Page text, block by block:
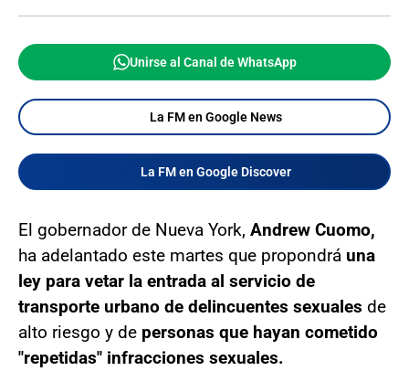
Unirse al Canal de WhatsApp
La FM en Google News
La FM en Google Discover
El gobernador de Nueva York, Andrew Cuomo,
ha adelantado este martes que propondrá una
ley para vetar la entrada al servicio de
transporte urbano de delincuentes sexuales de
alto riesgo y de personas que hayan cometido
"repetidas" infracciones sexuales.